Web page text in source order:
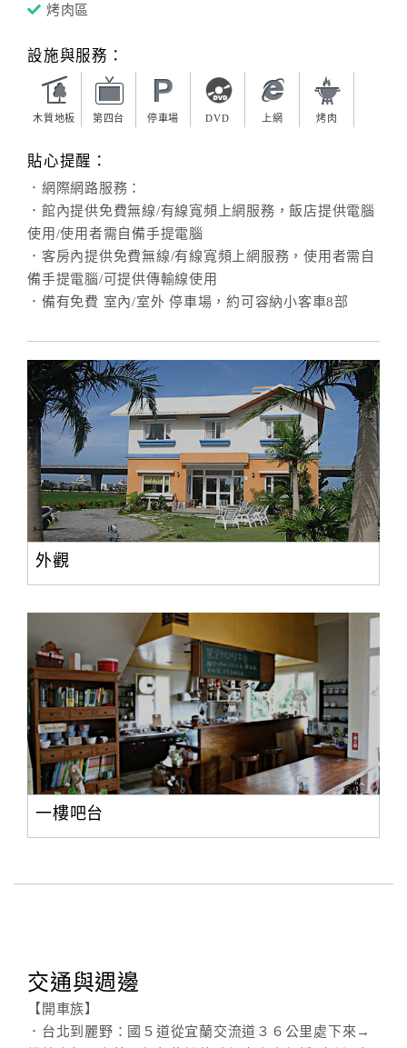
烤肉區
設施與服務：
木質地板 第四台 停車場 DVD 上網 烤肉
貼心提醒：
．網際網路服務：
．館內提供免費無線/有線寬頻上網服務，飯店提供電腦
使用/使用者需自備手提電腦
．客房內提供免費無線/有線寬頻上網服務，使用者需自
備手提電腦/可提供傳輸線使用
．備有免費 室內/室外 停車場，約可容納小客車8部
外觀
一樓吧台
交通與週邊
【開車族】
．台北到麗野：國５道從宜蘭交流道３６公里處下來→